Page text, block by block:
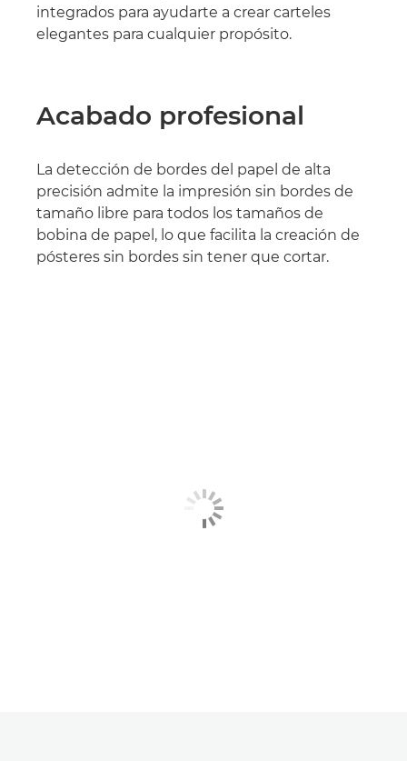
integrados para ayudarte a crear carteles
elegantes para cualquier propósito.
Acabado profesional
La detección de bordes del papel de alta
precisión admite la impresión sin bordes de
tamaño libre para todos los tamaños de
bobina de papel, lo que facilita la creación de
pósteres sin bordes sin tener que cortar.